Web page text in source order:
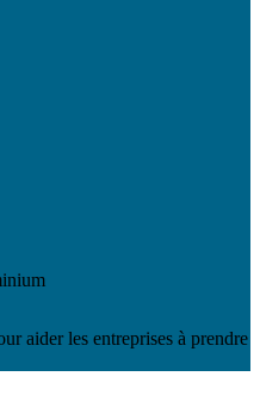
aider les entreprises à prendre